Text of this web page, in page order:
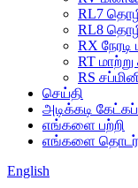
RL7
RL8
RX
RT மாற்று
RS
செய்தி
அடிக்கடி
எங்களை பற்றி
எங்களை
English